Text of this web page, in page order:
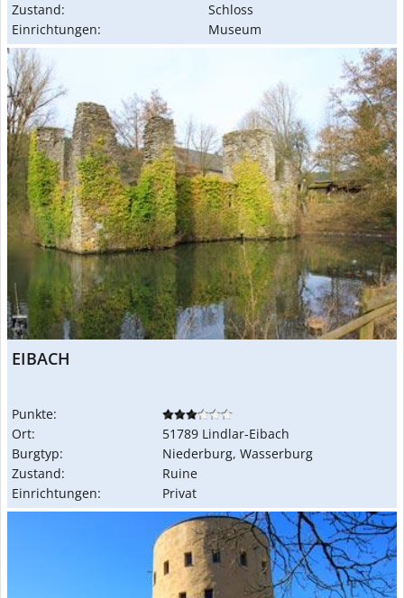
Zustand:
Schloss
Einrichtungen:
Museum
EIBACH
Punkte:
Ort:
51789 Lindlar-Eibach
Burgtyp:
Niederburg, Wasserburg
Zustand:
Ruine
Einrichtungen:
Privat